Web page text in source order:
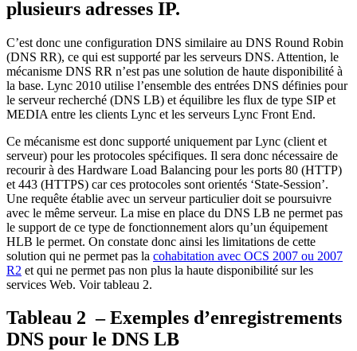
plusieurs adresses IP.
C’est donc une configuration DNS similaire au DNS Round Robin
(DNS RR), ce qui est supporté par les serveurs DNS. Attention, le
mécanisme DNS RR n’est pas une solution de haute disponibilité à
la base. Lync 2010 utilise l’ensemble des entrées DNS définies pour
le serveur recherché (DNS LB) et équilibre les flux de type SIP et
MEDIA entre les clients Lync et les serveurs Lync Front End.
Ce mécanisme est donc supporté uniquement par Lync (client et
serveur) pour les protocoles spécifiques. Il sera donc nécessaire de
recourir à des Hardware Load Balancing pour les ports 80 (HTTP)
et 443 (HTTPS) car ces protocoles sont orientés ‘State-Session’.
Une requête établie avec un serveur particulier doit se poursuivre
avec le même serveur. La mise en place du DNS LB ne permet pas
le support de ce type de fonctionnement alors qu’un équipement
HLB le permet. On constate donc ainsi les limitations de cette
solution qui ne permet pas la cohabitation avec OCS 2007 ou 2007
R2 et qui ne permet pas non plus la haute disponibilité sur les
services Web. Voir tableau 2.
Tableau 2 – Exemples d’enregistrements
DNS pour le DNS LB